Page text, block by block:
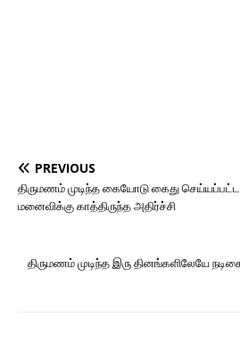
PREVIOUS
திருமணம் முடிந்த கையோடு கைது
மனைவிக்கு காத்திருந்த அதிர்ச்சி
திருமணம் முடிந்த இரு தினங்களிலேயே